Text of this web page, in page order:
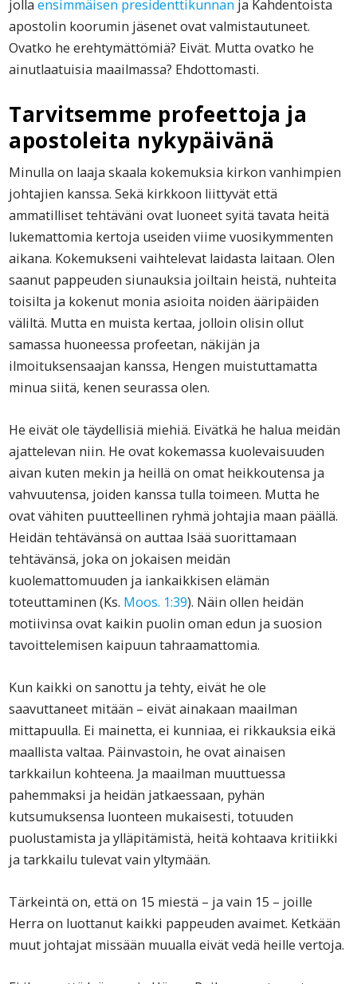
jollaensimmäisen presidenttikunnan ja Kahdentoista
apostolin koorumin jäsenet ovat valmistautuneet.
Ovatko he erehtymättömiä? Eivät. Mutta ovatko he
ainutlaatuisia maailmassa? Ehdottomasti.
Tarvitsemme profeettoja ja
apostoleita nykypäivänä
Minulla on laaja skaala kokemuksia kirkon vanhimpien
johtajien kanssa. Sekä kirkkoon liittyvät että
ammatilliset tehtäväni ovat luoneet syitä tavata heitä
lukemattomia kertoja useiden viime vuosikymmenten
aikana. Kokemukseni vaihtelevat laidasta laitaan. Olen
saanut pappeuden siunauksia joiltain heistä, nuhteita
toisilta ja kokenut monia asioita noiden ääripäiden
väliltä. Mutta en muista kertaa, jolloin olisin ollut
samassa huoneessa profeetan, näkijän ja
ilmoituksensaajan kanssa, Hengen muistuttamatta
minua siitä, kenen seurassa olen.
He eivät ole täydellisiä miehiä. Eivätkä he halua meidän
ajattelevan niin. He ovat kokemassa kuolevaisuuden
aivan kuten mekin ja heillä on omat heikkoutensa ja
vahvuutensa, joiden kanssa tulla toimeen. Mutta he
ovat vähiten puutteellinen ryhmä johtajia maan päällä.
Heidän tehtävänsä on auttaa Isää suorittamaan
tehtävänsä, joka on jokaisen meidän
kuolemattomuuden ja iankaikkisen elämän
toteuttaminen (Ks. Moos. 1:39). Näin ollen heidän
motiivinsa ovat kaikin puolin oman edun ja suosion
tavoittelemisen kaipuun tahraamattomia.
Kun kaikki on sanottu ja tehty, eivät he ole
saavuttaneet mitään – eivät ainakaan maailman
mittapuulla. Ei mainetta, ei kunniaa, ei rikkauksia eikä
maallista valtaa. Päinvastoin, he ovat ainaisen
tarkkailun kohteena. Ja maailman muuttuessa
pahemmaksi ja heidän jatkaessaan, pyhän
kutsumuksensa luonteen mukaisesti, totuuden
puolustamista ja ylläpitämistä, heitä kohtaava kritiikki
ja tarkkailu tulevat vain yltymään.
Tärkeintä on, että on 15 miestä – ja vain 15 – joille
Herra on luottanut kaikki pappeuden avaimet. Ketkään
muut johtajat missään muualla eivät vedä heille vertoja.